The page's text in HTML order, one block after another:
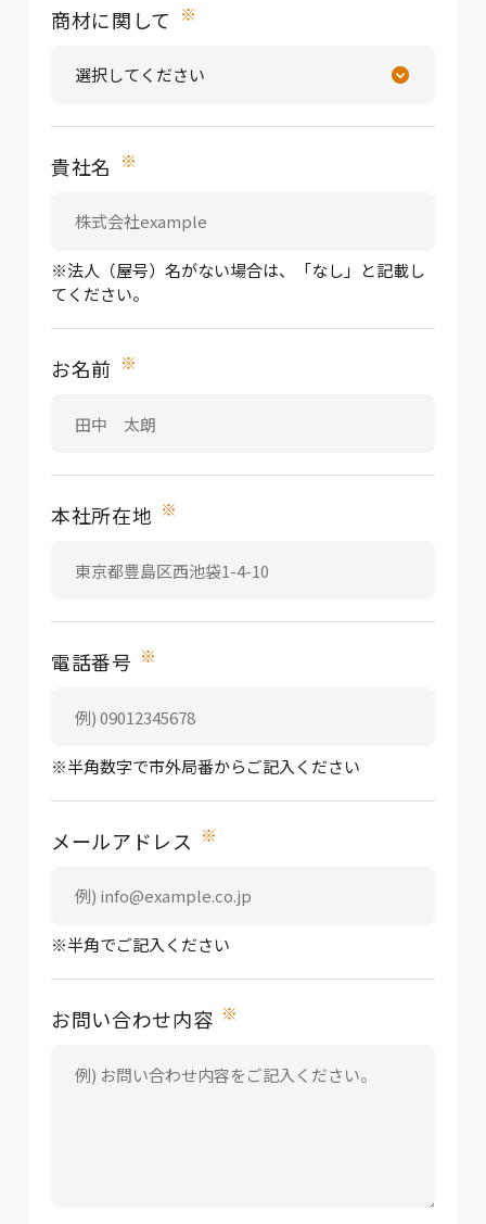
商材に関して ※
貴社名 ※
※法人（屋号）名がない場合は、「なし」と記載し
てください。
お名前 ※
本社所在地 ※
電話番号 ※
※半角数字で市外局番からご記入ください
メールアドレス ※
※半角でご記入ください
お問い合わせ内容 ※